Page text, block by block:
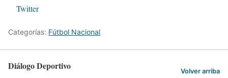
Twitter
Categorías: Fútbol Nacional
Diálogo Deportivo Volver arriba